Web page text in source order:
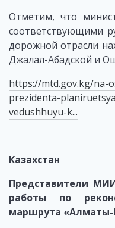
Отметим, что
соответствующими
дорожной отрасли
Джалал-Абадской и
https://mtd.gov.kg/na-
prezidenta-
vedushhuyu-k...
Казахстан
Представители
работы по
маршрута «Алматы-